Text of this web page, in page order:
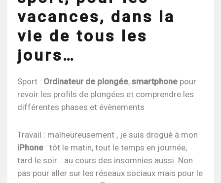
vacances, dans la
vie de tous les
jours…
Sport : Ordinateur de plongée, smartphone pour
revoir les profils de plongées et comprendre les
différentes phases et évènements
Travail : malheureusement , je suis drogué à mon
iPhone : tôt le matin, tout le temps en journée,
tard le soir… au cours des insomnies aussi. Non
pas pour aller sur les réseaux sociaux mais pour le